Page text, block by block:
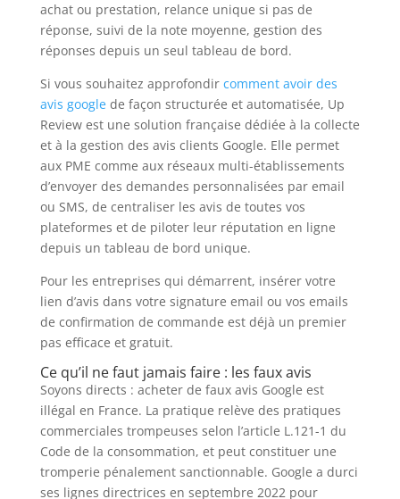
achat ou prestation, relance unique si pas de
réponse, suivi de la note moyenne, gestion des
réponses depuis un seul tableau de bord.
Si vous souhaitez approfondir comment avoir des
avis googlede façon structurée et automatisée, Up
Review est une solution française dédiée à la collecte
et à la gestion des avis clients Google. Elle permet
aux PME comme aux réseaux multi-établissements
d’envoyer des demandes personnalisées par email
ou SMS, de centraliser les avis de toutes vos
plateformes et de piloter leur réputation en ligne
depuis un tableau de bord unique.
Pour les entreprises qui démarrent, insérer votre
lien d’avis dans votre signature email ou vos emails
de confirmation de commande est déjà un premier
pas efficace et gratuit.
Ce qu’il ne faut jamais faire : les faux avis
Soyons directs : acheter de faux avis Google est
illégal en France. La pratique relève des pratiques
commerciales trompeuses selon l’article L.121-1 du
Code de la consommation, et peut constituer une
tromperie pénalement sanctionnable. Google a durci
ses lignes directrices en septembre 2022 pour